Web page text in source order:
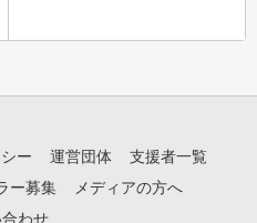
ー 運営団体
支援者一覧
ー募集
メディアの方へ
わせ